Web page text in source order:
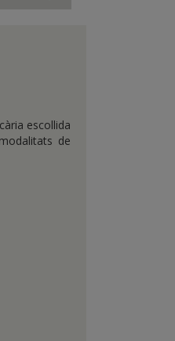
escollida
de